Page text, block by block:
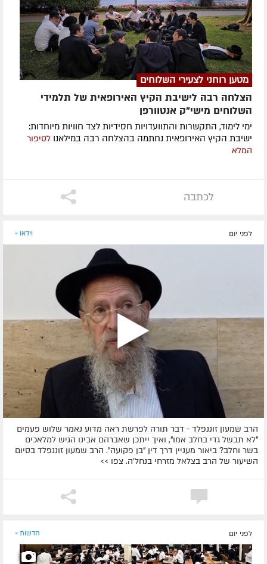
מטען רוחני לצעירי השלוחים
הצלחה רבה לישיבת הקיץ האירופאית של תלמידי
השלוחים מישי"ק אנטוורפן
ימי לימוד, התקשרות והתוועדויות חסידיות לצד חוויות מיוחדות:
ישיבת הקיץ האירופאית נחתמה בהצלחה רבה במילאנו לסיפור
המלא
לכתבה
לפני יום וידאו »
הרב שמעון זוננפלד - דבר תורה לפרשת ראה מדוע נאמר שלוש פעמים
"לא תבשל גדי בחלב אמו", ואיך ייתכן שאברהם אבינו הגיש למלאכים
בשר וחלב? ביאור מעניין דרך דין "בן פקועה". הרב שמעון זוננפלד בסיום
השיעור של הרב בצלאל מזרחי בנחל'ה. צפו >>
לפני יום חדשות »